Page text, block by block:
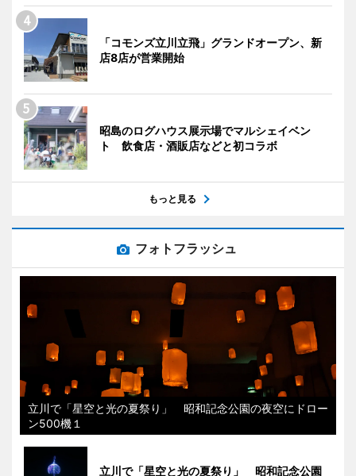
「コモンズ立川立飛」グランドオープン、新
店8店が営業開始
昭島のログハウス展示場でマルシェイベン
ト 飲食店・酒販店などと初コラボ
もっと見る
フォトフラッシュ
立川で「星空と光の夏祭り」 昭和記念公園の夜空にドロー
ン500機１
立川で「星空と光の夏祭り」 昭和記念公園